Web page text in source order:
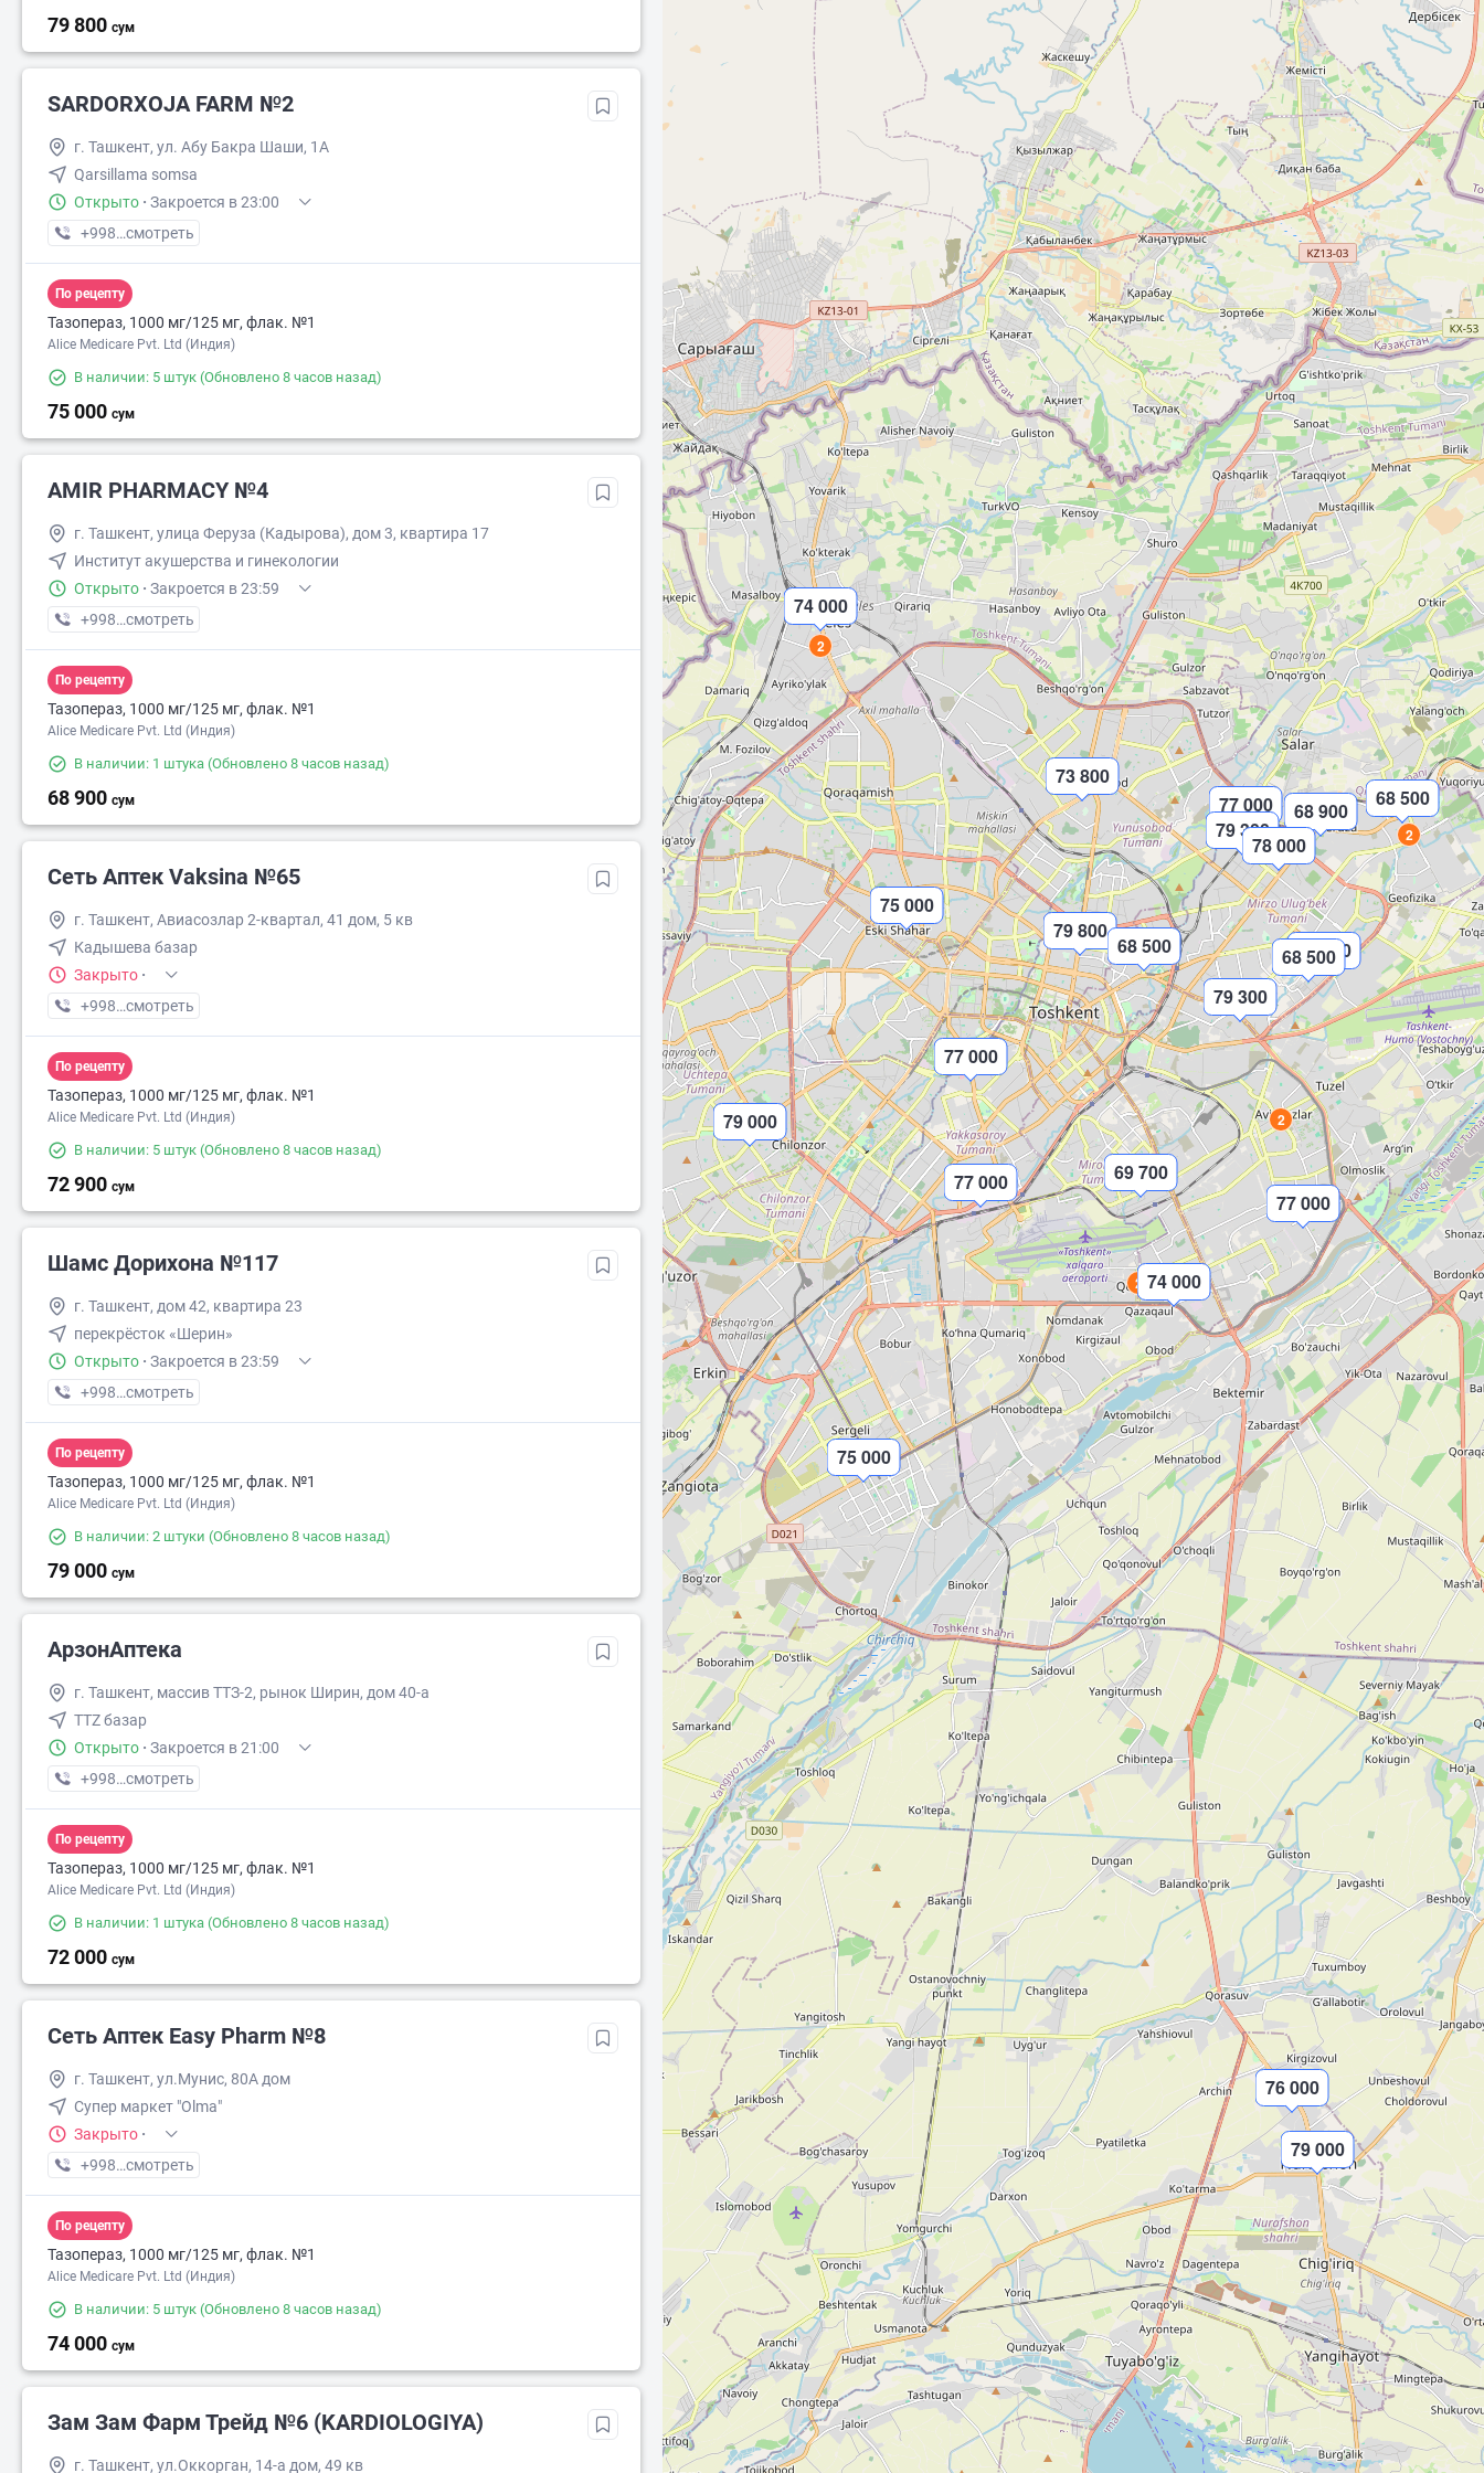
79 800 сум
SARDORXOJA FARM №2
г. Ташкент, ул. Абу Бакра Шаши, 1А
Qarsillama somsa
Открыто · Закроется в 23:00
+998 (77) XXX-XX-XX
смотреть
По рецепту
Тазопераз, 1000 мг/125 мг, флак. №1
Alice Medicare Pvt. Ltd (Индия)
В наличии: 5 штук (Обновлено 8 часов назад)
75 000 сум
AMIR PHARMACY №4
г. Ташкент, улица Феруза (Кадырова), дом 3, квартира 17
Институт акушерства и гинекологии
Открыто · Закроется в 23:59
+998 (77) XXX-XX-XX
смотреть
По рецепту
Тазопераз, 1000 мг/125 мг, флак. №1
Alice Medicare Pvt. Ltd (Индия)
В наличии: 1 штука (Обновлено 8 часов назад)
68 900 сум
Сеть Аптек Vaksina №65
г. Ташкент, Авиасозлар 2-квартал, 41 дом, 5 кв
Кадышева базар
Закрыто ·
+998 (77) XXX-XX-XX
смотреть
По рецепту
Тазопераз, 1000 мг/125 мг, флак. №1
Alice Medicare Pvt. Ltd (Индия)
В наличии: 5 штук (Обновлено 8 часов назад)
72 900 сум
Шамс Дорихона №117
г. Ташкент, дом 42, квартира 23
перекрёсток «Шерин»
Открыто · Закроется в 23:59
+998 (91) XXX-XX-XX
смотреть
По рецепту
Тазопераз, 1000 мг/125 мг, флак. №1
Alice Medicare Pvt. Ltd (Индия)
В наличии: 2 штуки (Обновлено 8 часов назад)
79 000 сум
АрзонАптека
г. Ташкент, массив ТТЗ-2, рынок Ширин, дом 40-а
TTZ базар
Открыто · Закроется в 21:00
+998 (95) XXX-XX-XX
смотреть
По рецепту
Тазопераз, 1000 мг/125 мг, флак. №1
Alice Medicare Pvt. Ltd (Индия)
В наличии: 1 штука (Обновлено 8 часов назад)
72 000 сум
Сеть Аптек Easy Pharm №8
г. Ташкент, ул.Мунис, 80А дом
Супер маркет "Olma"
Закрыто ·
+998 (70) XXX-XX-XX
смотреть
По рецепту
Тазопераз, 1000 мг/125 мг, флак. №1
Alice Medicare Pvt. Ltd (Индия)
В наличии: 5 штук (Обновлено 8 часов назад)
74 000 сум
Зам Зам Фарм Трейд №6 (KARDIOLOGIYA)
г. Ташкент, ул.Оккорган, 14-а дом, 49 кв
79 000
76 000
74 000
2
79 000
75 000
75 000
73 800
79 800
68 500
77 000
77 000
69 700
74 000
2
77 000
2
78 000
79 300
77 000
79 300
77 000
68 500
68 900
68 500
2